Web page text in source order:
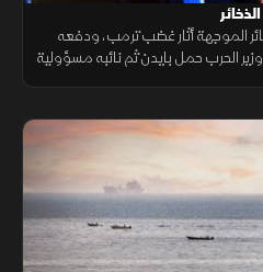
الموجهة أثار غضب ترمب، ودفعه
الحرب حمل بايدن ثم نائبه مسؤولية